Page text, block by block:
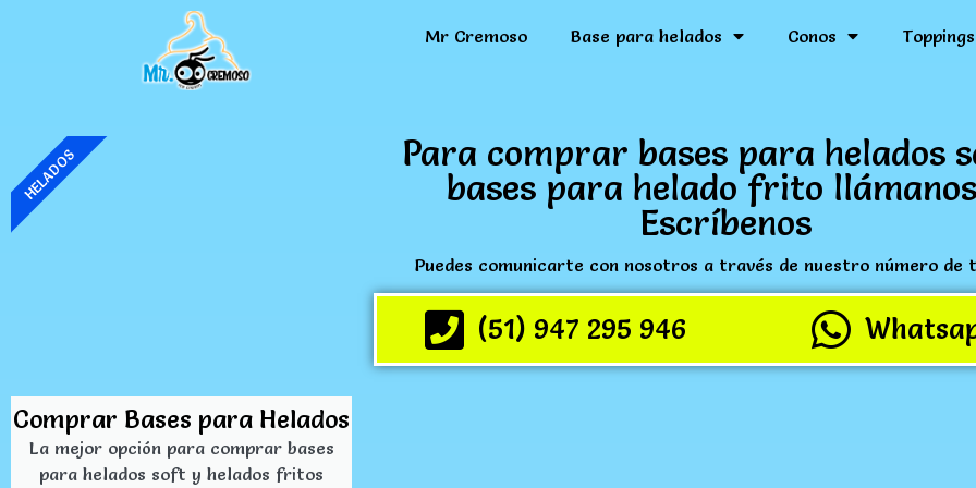
Mr Cremoso Base para helados Conos Toppings
Comprar Bases para Helados
La mejor opción para comprar bases
para helados soft y helados fritos
HELADOS
Para comprar bases para helados
bases para helado frito
Escríbenos
Puedes comunicarte con nosotros a través de nuestro número de
(51) 947 295 946